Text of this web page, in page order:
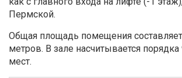
Пермской.
Общая площадь помещения
метров. В зале насчитывается
мест.